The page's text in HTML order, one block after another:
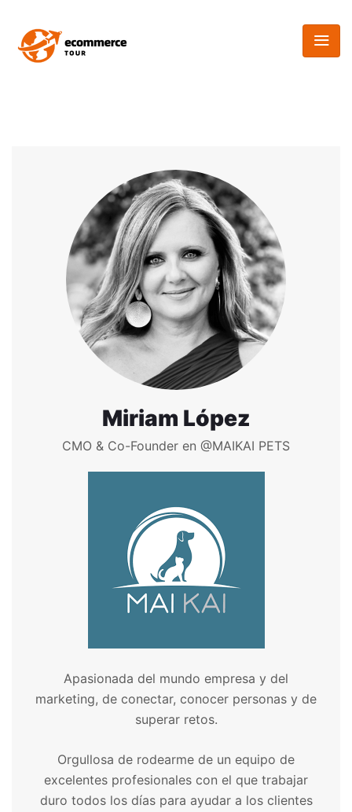
Miriam López
CMO & Co-Founder en @MAIKAI PETS
Apasionada del mundo empresa y del
marketing, de conectar, conocer personas y de
superar retos.
Orgullosa de rodearme de un equipo de
excelentes profesionales con el que trabajar
duro todos los días para ayudar a los clientes